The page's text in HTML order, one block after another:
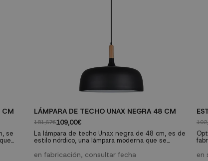
CM
se
LÁMPARA DE TECHO UNAX NEGRA 48 CM
181,67€109,00€
La lámpara de techo Unax negra de 48 cm, es de
estilo nórdico, una lámpara moderna que se
líneas, características de dicho estilo.
en fabricación, consultar fecha en